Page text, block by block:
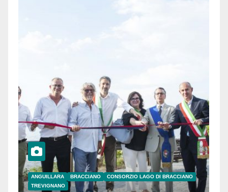
ANGUILLARA BRACCIANO
CONSORZIO LAGO DI BRACCIANO
TREVIGNANO